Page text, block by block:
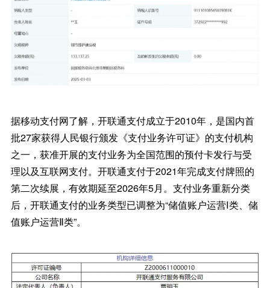
据移动支付网了解，开联通支付成立于2010年，是国内首
批27家获得人民银行颁发《支付业务许可证》的支付机构
之一，获准开展的支付业务为全国范围的预付卡发行与受
理以及互联网支付。开联通支付于2021年完成支付牌照的
第二次续展，有效期延至2026年5月。支付业务重新分类
后，开联通支付的业务类型已调整为“储值账户运营Ⅰ类、储
值账户运营Ⅱ类”。